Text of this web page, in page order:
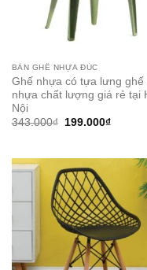
BÀN GHẾ NHỰA ĐÚC
Ghế nhựa có tựa lưng ghế
nhựa chất lượng giá rẻ tại
Nội
343.000₫
Original
199.000₫Current